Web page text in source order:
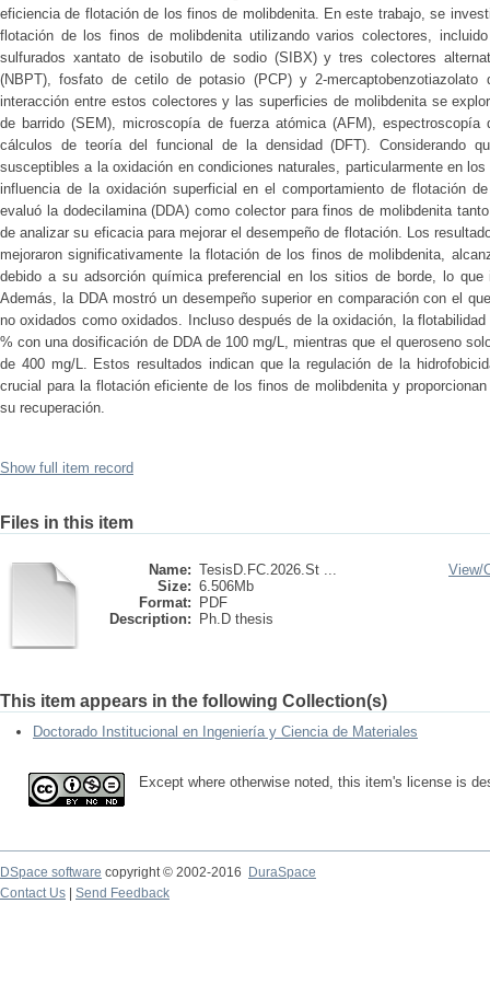
eficiencia de flotación de los finos de molibdenita. En este trabajo, se
flotación de los finos de molibdenita utilizando varios colectores,
sulfurados xantato de isobutilo de sodio (SIBX) y tres colectores
(NBPT), fosfato de cetilo de potasio (PCP) y 2-
interacción entre estos colectores y las superficies de molibdenita se
de barrido (SEM), microscopía de fuerza atómica (AFM),
cálculos de teoría del funcional de la densidad (DFT). Considerando
susceptibles a la oxidación en condiciones naturales, particularmente en
influencia de la oxidación superficial en el comportamiento de flotación
evaluó la dodecilamina (DDA) como colector para finos de molibdenita
de analizar su eficacia para mejorar el desempeño de flotación. Los
mejoraron significativamente la flotación de los finos de molibdenita,
debido a su adsorción química preferencial en los sitios de borde, lo que
Además, la DDA mostró un desempeño superior en comparación con el
no oxidados como oxidados. Incluso después de la oxidación, la
% con una dosificación de DDA de 100 mg/L, mientras que el queroseno
de 400 mg/L. Estos resultados indican que la regulación de la
crucial para la flotación eficiente de los finos de molibdenita y
su recuperación.
Show full item record
Files in this item
Name: TesisD.FC.2026.St ...
Size: 6.506Mb
Format:
PDF
Description:
Ph.D thesis
View/
This item appears in the following Collection(s)
Doctorado Institucional en Ingeniería y Ciencia de Materiales
Except where otherwise noted, this item's license is
DSpace software copyright © 2002-2016
DuraSpace
Contact Us
Send Feedback